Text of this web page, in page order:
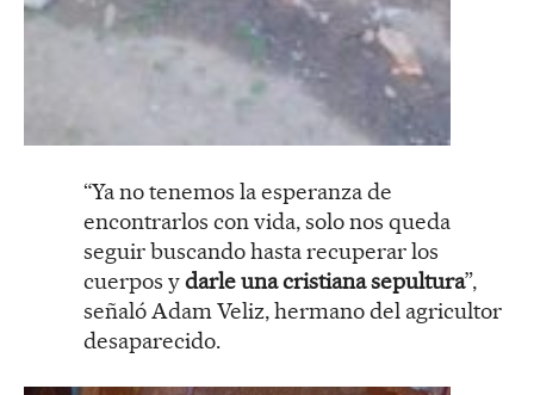
“Ya no tenemos la esperanza de
encontrarlos con vida, solo nos queda
seguir buscando hasta recuperar los
cuerpos ydarle una cristiana sepultura”,
señaló Adam Veliz, hermano del agricultor
desaparecido.